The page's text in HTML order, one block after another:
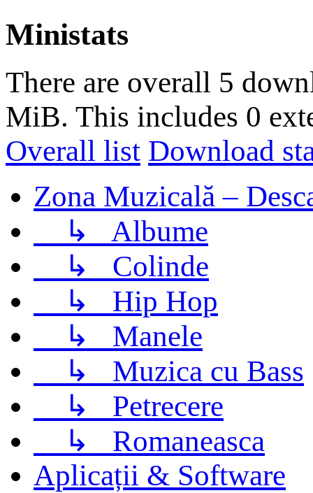
Ministats
There are overall 5
MiB. This includes 0
Overall list Download
Zona Muzicală –
↳ Albume
↳ Colinde
↳ Hip Hop
↳ Manele
↳ Muzica cu Bass
↳ Petrecere
↳ Romaneasca
Aplicații & Software